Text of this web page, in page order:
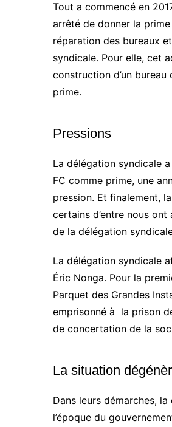
Tout a commencé en
arrêté de donner la
réparation des bureaux
syndicale. Pour elle, cet
construction d’un
prime.
Pressions
La délégation syndicale a
FC comme prime, une
pression. Et finalement,
certains d’entre nous
de la délégation
La délégation syndicale
Éric Nonga. Pour la
Parquet des Grandes
emprisonné à la prison
de concertation de la
La situation
Dans leurs démarches,
l’époque du